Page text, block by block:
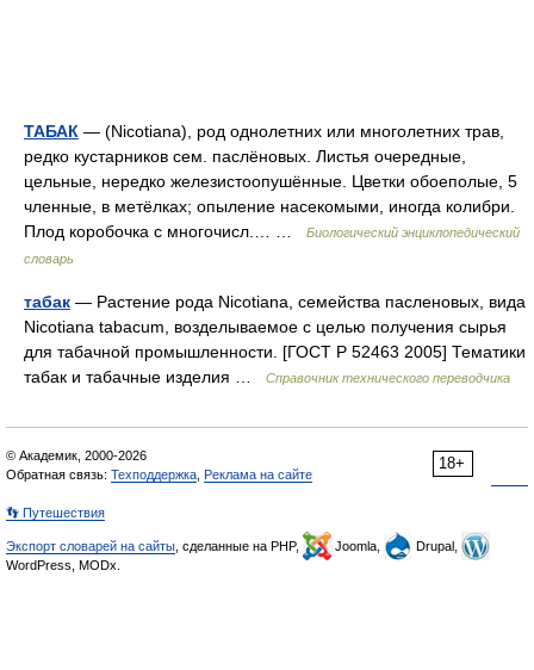
ТАБАК — (Nicotiana), род однолетних или многолетних трав,
редко кустарников сем. паслёновых. Листья очередные,
цельные, нередко железистоопушённые. Цветки обоеполые, 5
членные, в метёлках; опыление насекомыми, иногда колибри.
Плод коробочка с многочисл.… …
Биологический энциклопедический
словарь
табак — Растение рода Nicotiana, семейства пасленовых, вида
Nicotiana tabacum, возделываемое с целью получения сырья
для табачной промышленности. [ГОСТ Р 52463 2005] Тематики
табак и табачные изделия …
Справочник технического переводчика
18+
© Академик, 2000-2026
Обратная связь: Техподдержка Реклама на сайте
👣 Путешествия
Экспорт словарей на сайты , сделанные на PHP, Joomla,
Drupal,
WordPress, MODx.